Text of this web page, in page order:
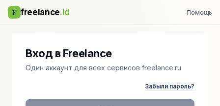
F freelance.id Помощь
Вход в Freelance
Один аккаунт для всех сервисов freelance.ru
Забыли пароль?